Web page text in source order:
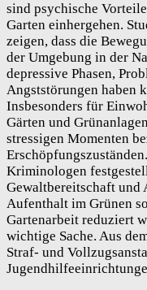
sind psychische
Garten einhergehen.
zeigen, dass die
der Umgebung in der
depressive Phasen,
Angststörungen haben
Insbesonders für
Gärten und
stressigen Momenten
Kriminologen
Gewaltbereitschaft und
Aufenthalt im Grünen
Gartenarbeit reduziert
wichtige Sache. Aus
Straf- und